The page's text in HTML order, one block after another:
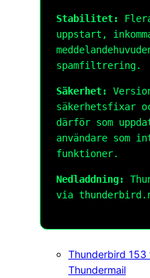
Stabilitet:
uppstart,
spamfiltrering.
Säkerhet:
säkerhetsfixar
därför som
användare som
funktioner.
Nedladdning:
via
Thunderbird
Thundermail